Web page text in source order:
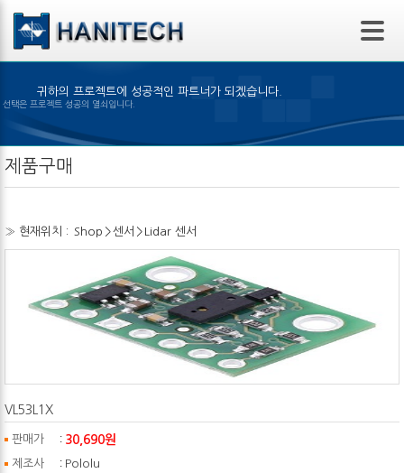
본문 바로가기
귀하의 프로젝트에 성공적인 파트너가 되겠습니다.
제품의 선택은 프로젝트 성공의 열쇠입니다.
제품구매
» 현재위치 : Shop >센서 > Lidar 센서
VL53L1X
판매가 : 30,690원
제조사 : Pololu